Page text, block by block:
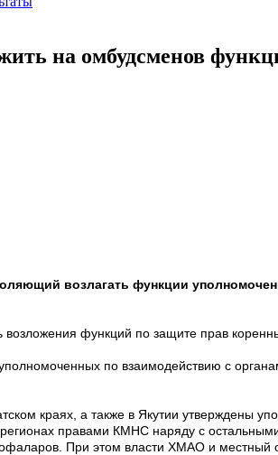
на омбудсменов
возлагать функции
возложения функций по защите прав
по взаимодействию с
краях, а также в Якутии
правами КМНС наряду с
При этом власти ХМАО и